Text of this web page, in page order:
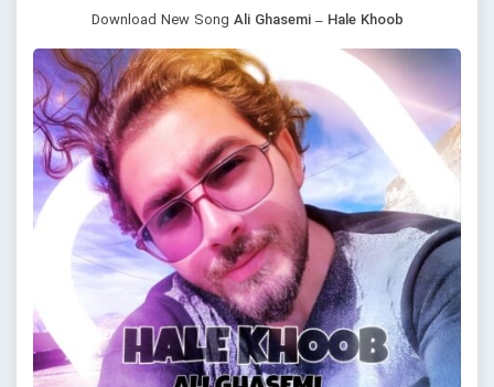
Download New Song Ali Ghasemi – Hale Khoob